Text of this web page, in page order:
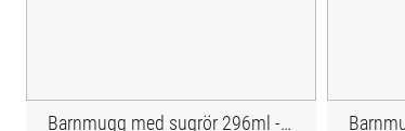
Barnmugg med sugrör 296ml - Mykonos Blue